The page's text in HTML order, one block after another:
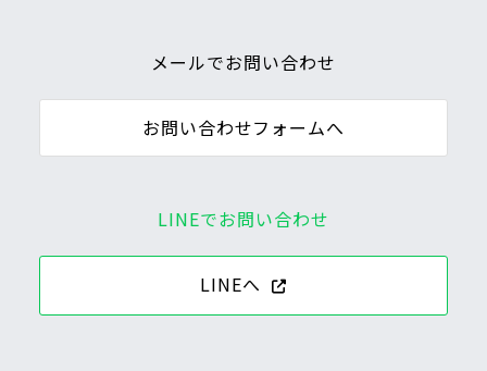
LINEでお問い合わせ
LINEへ
メールでお問い合わせ
お問い合わせフォームへ